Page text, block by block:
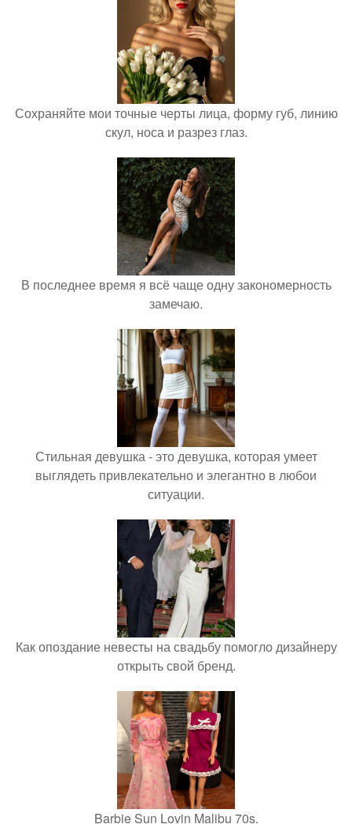
Сохраняйте мои точные черты лица, форму губ, линию
скул, носа и разрез глаз.
В последнее время я всё чаще одну закономерность
замечаю.
Стильная девушка - это девушка, которая умеет
выглядеть привлекательно и элегантно в любои
ситуации.
Как опоздание невесты на свадьбу помогло дизайнеру
открыть свой бренд.
Barbie Sun Lovin Malibu 70s.